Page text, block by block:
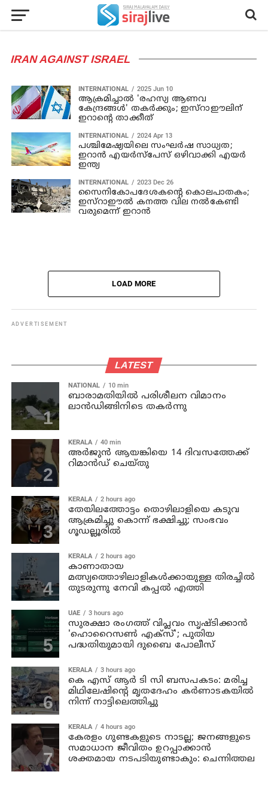
IRAN AGAINST ISRAEL
INTERNATIONAL 2025 Jun 10
ആക്രമിച്ചാല്‍ 'രഹസ്യ ആണവ
കേന്ദ്രങ്ങള്‍' തകര്‍ക്കും; ഇസ്‌റാഈലിന്
ഇറാന്റെ താക്കീത്
INTERNATIONAL 2024 Apr 13
പശ്ചിമേഷ്യയിലെ സംഘര്‍ഷ സാധ്യത;
ഇറാന്‍ എയര്‍സ്‌പേസ് ഒഴിവാക്കി എയര്‍
ഇന്ത്യ
INTERNATIONAL 2023 Dec 26
സൈനികോപദേശകന്റെ കൊലപാതകം;
ഇസ്‌റാഈല്‍ കനത്ത വില നല്‍കേണ്ടി
വരുമെന്ന് ഇറാന്‍
LOAD MORE
ADVERTISEMENT
LATEST
NATIONAL 10 min
ബാരാമതിയില്‍ പരിശീലന വിമാനം
ലാന്‍ഡിങ്ങിനിടെ തകര്‍ന്നു
KERALA 40 min
അര്‍ജുന്‍ ആയങ്കിയെ 14 ദിവസത്തേക്ക്
റിമാൻഡ് ചെയ്തു
KERALA 2 hours ago
തേയിലത്തോട്ടം തൊഴിലാളിയെ കടുവ
ആക്രമിച്ചു കൊന്ന് ഭക്ഷിച്ചു; സംഭവം
ഗൂഡല്ലൂരില്‍
KERALA 2 hours ago
കാണാതായ
മത്സ്യത്തൊഴിലാളികള്‍ക്കായുള്ള തിരച്ചില്‍
തുടരുന്നു നേവി കപ്പല്‍ എത്തി
UAE 3 hours ago
സുരക്ഷാ രംഗത്ത് വിപ്ലവം സൃഷ്ടിക്കാന്‍
'ഹൊറൈസണ്‍ എക്‌സ്'; പുതിയ
പദ്ധതിയുമായി ദുബൈ പോലീസ്
KERALA 3 hours ago
കെ എസ് ആര്‍ ടി സി ബസപകടം: മരിച്ച
മിഥിലേഷിന്റെ മൃതദേഹം കര്‍ണാടകയില്‍
നിന്ന് നാട്ടിലെത്തിച്ചു
KERALA 4 hours ago
കേരളം ഗുണ്ടകളുടെ നാടല്ല; ജനങ്ങളുടെ
സമാധാന ജീവിതം ഉറപ്പാക്കാന്‍
ശക്തമായ നടപടിയുണ്ടാകും: ചെന്നിത്തല